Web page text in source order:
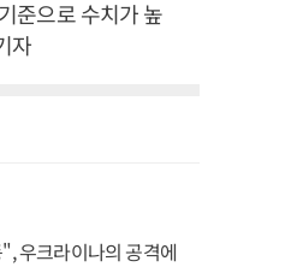
준으로 수치가 높
자
우크라이나의 공격에